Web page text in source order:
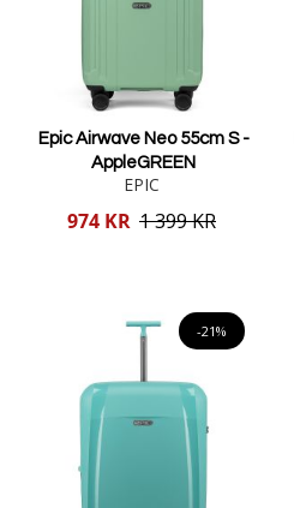
Epic Airwave Neo 55cm S -
AppleGREEN
EPIC
Reducerat
974 KR 1 399 KR
-21%